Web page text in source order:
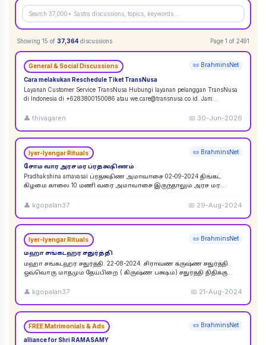
Showing 15 of 37,364 discussions Page 1 of 2491
General & Social Discussions 📜 BrahminsNet
Cara melakukan Reschedule Tiket TransNusa
Layanan Customer Service TransNusa Hubungi layanan pelanggan TransNusa
di Indonesia di +6283800150086 atau we.care@transnusa.co.id. Jam
👤 thivagaren 📅 30-Jun-2026
Iyer-Iyengar Rituals 📜 BrahminsNet
சோம வார அரச மர ப்ரதக்ஷிணம்
Pradhakshina amavasai ப்ரதக்ஷிண அமாவாசை 02-09-2024 திங்கட்
கிழமை காலை 10 மணி வரை அமாவாசை இருந்தாலும் அரச மர
👤 kgopalan37 📅 29-Aug-2024
Iyer-Iyengar Rituals 📜 BrahminsNet
மஹா சங்கடஹர சதுர்த்தி
மஹா சங்கடஹர சதுர்த்தி. 22-08-2024. சிராவண க்ருஷ்ண சதுர்த்தி.
ஒவ்வொரு மாதமும் தேய்பிறை ( கிருஷ்ண பக்ஷம்) சதுர்த்தி திதிக்கு
👤 kgopalan37 📅 21-Aug-2024
FREE Matrimonials & Ads 📜 BrahminsNet
alliance for Shri RAMASAMY